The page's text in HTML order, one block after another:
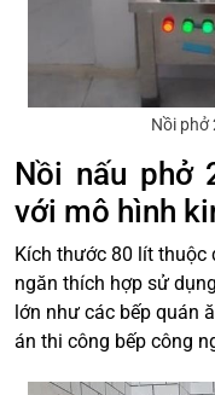
Nồi phở
Nồi nấu phở
với mô hình
Kích thước 80 lít thuộc
ngăn thích hợp sử
lớn như các bếp quán
án thi công bếp công